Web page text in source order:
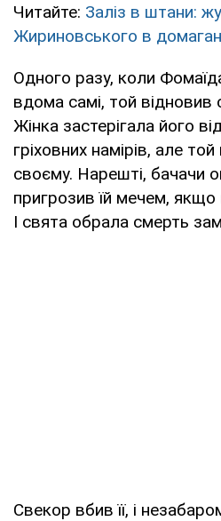
Читайте: Заліз в штани:
Жириновського в
Одного разу, коли
вдома самі, той відновив
Жінка застерігала його
гріховних намірів, але
своєму. Нарешті, бачачи
пригрозив їй мечем, якщо
І свята обрала смерть
Свекор вбив її, і